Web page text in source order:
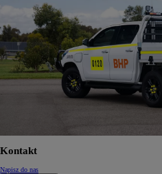
Kontakt
Napisz do nas